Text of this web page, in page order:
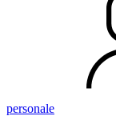
personale